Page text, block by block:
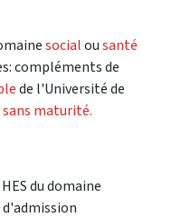
socialousanté
compléments de
de l'Université de
sans maturité.
du domaine
d'admission